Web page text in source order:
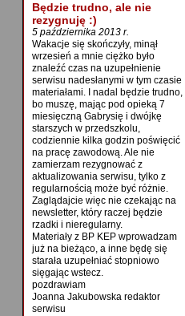
Będzie trudno, ale nie
rezygnuję :)
5 października 2013 r.
Wakacje się skończyły, minął
wrzesień a mnie ciężko było
znaleźć czas na uzupełnienie
serwisu nadesłanymi w tym czasie
materiałami. I nadal będzie trudno,
bo muszę, mając pod opieką 7
miesięczną Gabrysię i dwójkę
starszych w przedszkolu,
codziennie kilka godzin poświęcić
na pracę zawodową. Ale nie
zamierzam rezygnować z
aktualizowania serwisu, tylko z
regularnością może być różnie.
Zaglądajcie więc nie czekając na
newsletter, który raczej będzie
rzadki i nieregularny.
Materiały z BP KEP wprowadzam
już na bieżąco, a inne będę się
starała uzupełniać stopniowo
sięgając wstecz.
pozdrawiam
Joanna Jakubowska redaktor
serwisu